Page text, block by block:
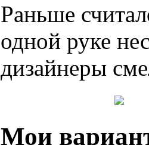
Раньше
одной руке
дизайнеры
Мои